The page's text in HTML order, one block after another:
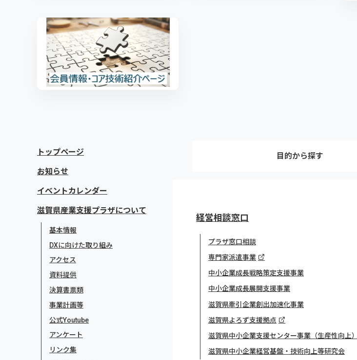
トップページ
お知らせ
イベントカレンダー
滋賀県産業支援プラザについて
基本情報
DXに向けた取り組み
アクセス
資料提供
決算書票類
事業計画等
公式Youtube
アンケート
リンク集
目的から探す
経営相談窓口
プラザ窓口相談
専門家派遣事業
中小企業成長戦略策定支援事業
中小企業成長展開支援事業
滋賀県牽引企業創出加速化事業
滋賀県よろず支援拠点
滋賀県中小企業支援センター事業（生産性向上）
滋賀県中小企業経営基盤・技術向上等研究会